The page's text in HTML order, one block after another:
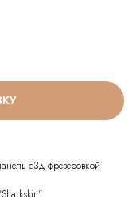
с3д фрезеровкой